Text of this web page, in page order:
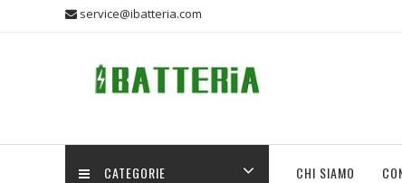
service@ibatteria.com
CATEGORIE CHI SIAMO